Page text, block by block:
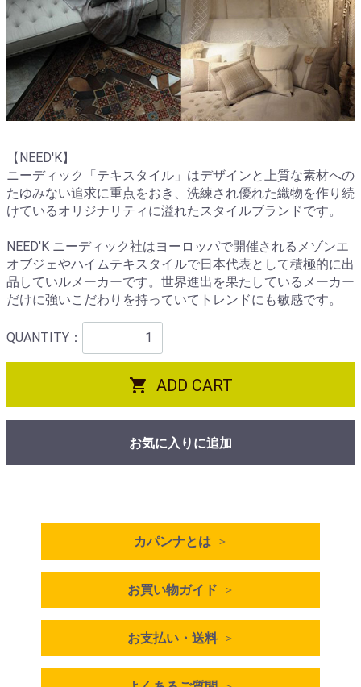
【NEED'K】
ニーディック「テキスタイル」はデザインと上質な素材への
たゆみない追求に重点をおき、洗練され優れた織物を作り続
けているオリジナリティに溢れたスタイルブランドです。
NEED'K ニーディック社はヨーロッパで開催されるメゾンエ
オブジェやハイムテキスタイルで日本代表として積極的に出
品していルメーカーです。世界進出を果たしているメーカー
だけに強いこだわりを持っていてトレンドにも敏感です。
QUANTITY：
 ADD CART
お気に入りに追加
カパンナとは
お買い物ガイド
お支払い・送料